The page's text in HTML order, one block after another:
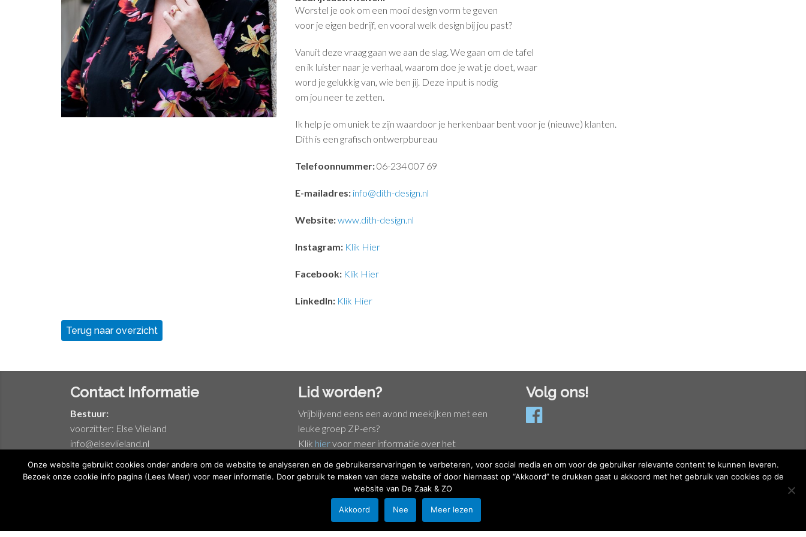
Worstel je ook om een mooi design vorm te geven
voor je eigen bedrijf, en vooral welk design bij jou past?
Vanuit deze vraag gaan we aan de slag. We gaan om de tafel
en ik luister naar je verhaal, waarom doe je wat je doet, waar
word je gelukkig van, wie ben jij. Deze input is nodig
om jou neer te zetten.
Ik help je om uniek te zijn waardoor je herkenbaar bent voor je (nieuwe) klanten.
Dith is een grafisch ontwerpbureau
Telefoonnummer:06-234 007 69
E-mailadres: info@dith-design.nl
Website:www.dith-design.nl
Instagram: Klik Hier
Facebook: Klik Hier
LinkedIn: Klik Hier
Terug naar overzicht
Contact Informatie
Bestuur:
voorzitter: Else Vlieland
info@elsevlieland.nl
Lid worden?
Vrijblijvend eens een avond meekijken met een
leuke groep ZP-ers?
Klik hiervoor meer informatie over het
Volg ons!
Privacyverklaring
Onze website gebruikt cookies onder andere om de website te analyseren en de gebruikerservaringen te verbeteren, voor social media en om voor de gebruiker relevante content te kunnen leveren.
Bezoek onze cookie info pagina (Lees Meer) voor meer informatie. Door gebruik te maken van deze website of door hiernaast op “Akkoord” te drukken gaat u akkoord met het gebruik van cookies op de
website van De Zaak & ZO
Akkoord Nee Meer lezen